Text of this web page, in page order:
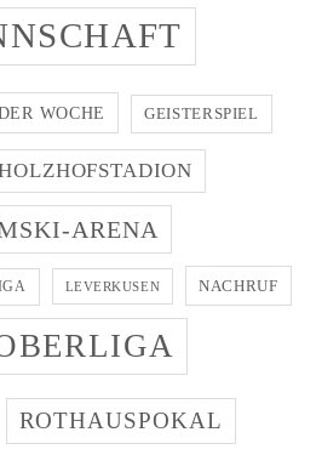
WOCHE GEISTERSPIEL
ARENA
LEVERKUSEN NACHRUF
ROTHAUSPOKAL